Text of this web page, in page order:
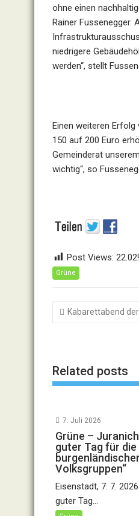
ohne einen
Rainer Fussenegger.
niedrigere
werden“, stellt
Einen weiteren Erfolg
150 auf 200 Euro
Gemeinderat
wichtig“, so
Post Views:
Grüne
Kabarettabend
Related posts
7. Juli 2026
Grüne –
guter Tag für die
Volksgruppen“
Eisenstadt, 7. 7.
guter Tag...